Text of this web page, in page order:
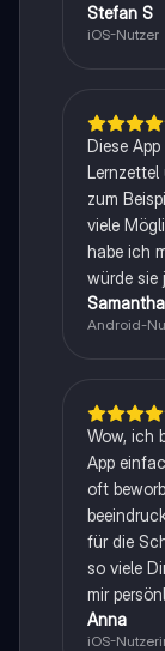
Stefan S
iOS-Nutzer
Diese
Lernzettel
zum
viele
habe ich
würde sie
Android-
Wow, ich
App
oft
für die
so viele
mir
Anna
iOS-